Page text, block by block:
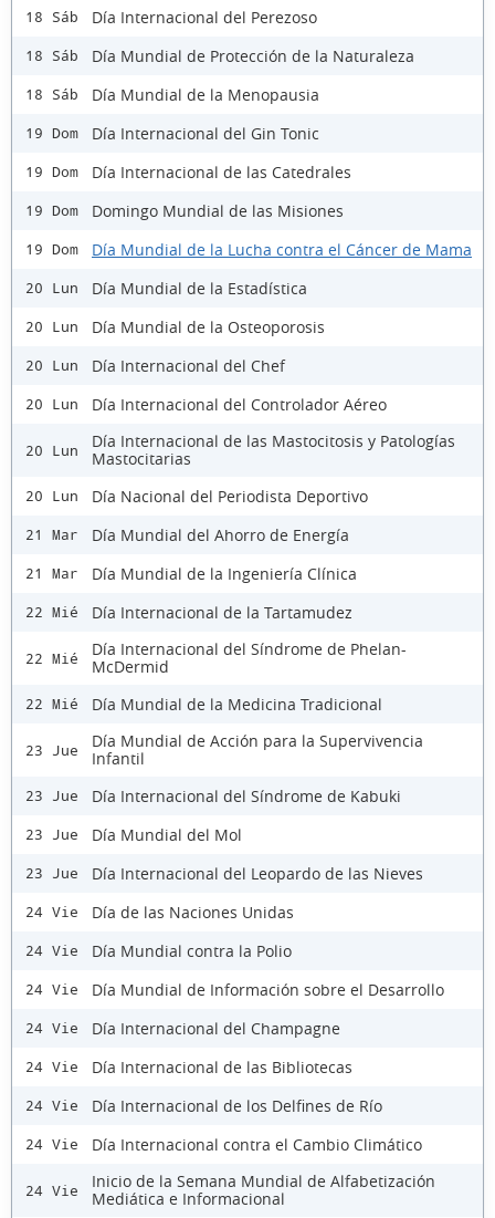
18 Sáb Día Internacional del Perezoso
18 Sáb Día Mundial de Protección de la Naturaleza
18 Sáb Día Mundial de la Menopausia
19 Dom Día Internacional del Gin Tonic
19 Dom Día Internacional de las Catedrales
19 Dom Domingo Mundial de las Misiones
19 Dom Día Mundial de la Lucha contra el Cáncer de Mama
20 Lun Día Mundial de la Estadística
20 Lun Día Mundial de la Osteoporosis
20 Lun Día Internacional del Chef
20 Lun Día Internacional del Controlador Aéreo
20 Lun
Día Internacional de las Mastocitosis y Patologías
Mastocitarias
20 Lun Día Nacional del Periodista Deportivo
21 Mar Día Mundial del Ahorro de Energía
21 Mar Día Mundial de la Ingeniería Clínica
22 Mié Día Internacional de la Tartamudez
22 Mié
Día Internacional del Síndrome de Phelan-
McDermid
22 Mié Día Mundial de la Medicina Tradicional
23 Jue
Día Mundial de Acción para la Supervivencia
Infantil
23 Jue Día Internacional del Síndrome de Kabuki
23 Jue Día Mundial del Mol
23 Jue Día Internacional del Leopardo de las Nieves
24 Vie Día de las Naciones Unidas
24 Vie Día Mundial contra la Polio
24 Vie Día Mundial de Información sobre el Desarrollo
24 Vie Día Internacional del Champagne
24 Vie Día Internacional de las Bibliotecas
24 Vie Día Internacional de los Delfines de Río
24 Vie Día Internacional contra el Cambio Climático
24 Vie
Inicio de la Semana Mundial de Alfabetización
Mediática e Informacional